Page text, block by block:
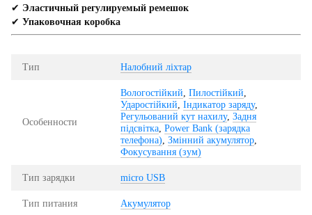
✔ Эластичный регулируемый ремешок
✔ Упаковочная коробка
Тип Налобний ліхтар
Особенности
Вологостійкий Пилостійкий
Ударостійкий Індикатор заряду,
Регульований кут нахилу, Задня
підсвітка Power Bank (зарядка
телефона) Змінний акумулятор
Фокусування (зум)
Тип зарядки micro USB
Тип питания Акумулятор